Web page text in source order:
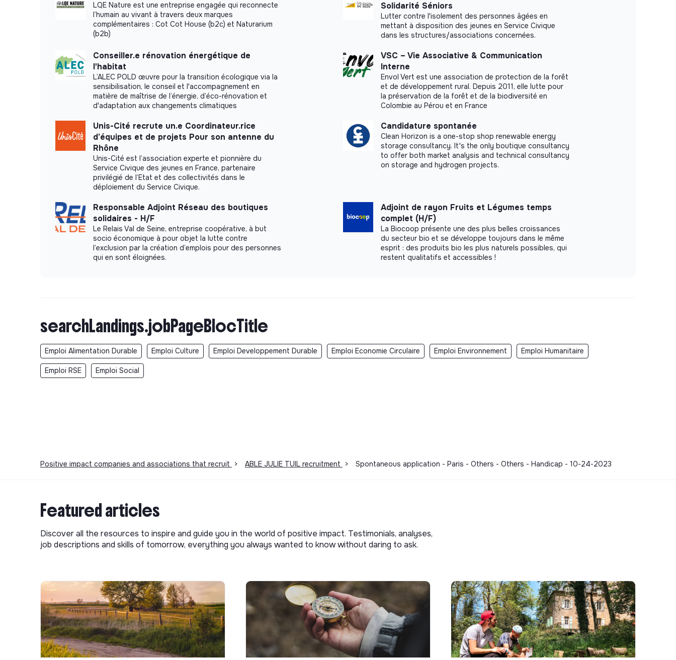
LQE Nature est une entreprise engagée qui reconnecte
l’humain au vivant à travers deux marques
complémentaires : Cot Cot House (b2c) et Naturarium
(b2b)
Solidarité Séniors
Lutter contre l'isolement des personnes âgées en
mettant à disposition des jeunes en Service Civique
dans les structures/associations concernées.
Conseiller.e rénovation énergétique de
l'habitat
L’ALEC POLD œuvre pour la transition écologique via la
sensibilisation, le conseil et l'accompagnement en
matière de maîtrise de l’énergie, d’éco-rénovation et
d'adaptation aux changements climatiques
VSC – Vie Associative & Communication
Interne
Envol Vert est une association de protection de la forêt
et de développement rural. Depuis 2011, elle lutte pour
la préservation de la forêt et de la biodiversité en
Colombie au Pérou et en France
Unis-Cité recrute un.e Coordinateur.rice
d’équipes et de projets Pour son antenne du
Rhône
Unis-Cité est l’association experte et pionnière du
Service Civique des jeunes en France, partenaire
privilégié de l’Etat et des collectivités dans le
déploiement du Service Civique.
Candidature spontanée
Clean Horizon is a one-stop shop renewable energy
storage consultancy. It's the only boutique consultancy
to offer both market analysis and technical consultancy
on storage and hydrogen projects.
Responsable Adjoint Réseau des boutiques
solidaires - H/F
Le Relais Val de Seine, entreprise coopérative, à but
socio économique à pour objet la lutte contre
l’exclusion par la création d’emplois pour des personnes
qui en sont éloignées.
Adjoint de rayon Fruits et Légumes temps
complet (H/F)
La Biocoop présente une des plus belles croissances
du secteur bio et se développe toujours dans le même
esprit : des produits bio les plus naturels possibles, qui
restent qualitatifs et accessibles !
searchLandings.jobPageBlocTitle
Emploi Alimentation Durable Emploi Culture Emploi Developpement Durable Emploi Economie Circulaire Emploi Environnement Emploi Humanitaire
Emploi RSE Emploi Social
Positive impact companies and associations that recruit > ABLE JULIE TUIL recruitment > Spontaneous application - Paris - Others - Others - Handicap - 10-24-2023
Featured articles
Discover all the resources to inspire and guide you in the world of positive impact. Testimonials, analyses,
job descriptions and skills of tomorrow, everything you always wanted to know without daring to ask.